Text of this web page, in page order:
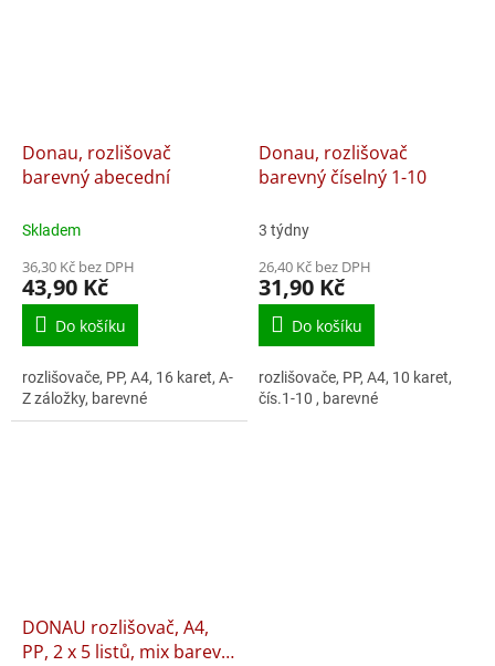
Donau, rozlišovač
barevný abecední
Skladem
36,30 Kč bez DPH
43,90 Kč
Do košíku
rozlišovače, PP, A4, 16 karet, A-
Z záložky, barevné
Donau, rozlišovač
barevný číselný 1-10
3 týdny
26,40 Kč bez DPH
31,90 Kč
Do košíku
rozlišovače, PP, A4, 10 karet,
čís.1-10 , barevné
DONAU rozlišovač, A4,
PP, 2 x 5 listů, mix barev -